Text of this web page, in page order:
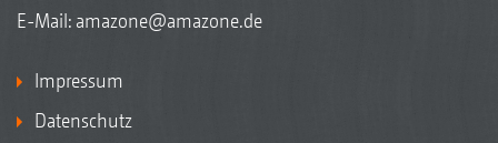
E-Mail: amazone@amazone.de
Impressum
Datenschutz